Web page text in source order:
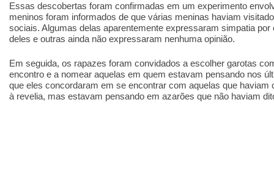
Essas descobertas foram confirmadas em um experimento
meninos foram informados de que várias meninas haviam
sociais. Algumas delas aparentemente expressaram simpatia
deles e outras ainda não expressaram nenhuma opinião.
Em seguida, os rapazes foram convidados a escolher garotas
encontro e a nomear aquelas em quem estavam pensando nos
que eles concordaram em se encontrar com aquelas que haviam
à revelia, mas estavam pensando em azarões que não haviam